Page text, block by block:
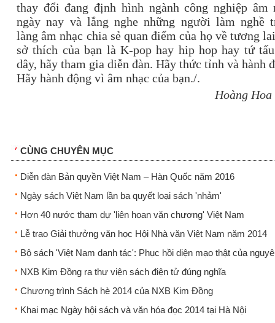
thay đổi đang định hình ngành công nghiệp âm
ngày nay và lắng nghe những người làm nghề
làng âm nhạc chia sẻ quan điểm của họ về tương
sở thích của bạn là K-pop hay hip hop hay tứ
dây, hãy tham gia diễn đàn. Hãy thức tỉnh và hành
Hãy hành động vì âm nhạc của bạn./.
Hoàng
CÙNG CHUYÊN MỤC
Diễn đàn Bản quyền Việt Nam – Hàn Quốc năm 2016
Ngày sách Việt Nam lần ba quyết loại sách 'nhảm'
Hơn 40 nước tham dự 'liên hoan văn chương' Việt Nam
Lễ trao Giải thưởng văn học Hội Nhà văn Việt Nam năm 2014
Bộ sách 'Việt Nam danh tác': Phục hồi diện mạo thật của
NXB Kim Đồng ra thư viện sách điện tử đúng nghĩa
Chương trình Sách hè 2014 của NXB Kim Đồng
Khai mạc Ngày hội sách và văn hóa đọc 2014 tại Hà Nội